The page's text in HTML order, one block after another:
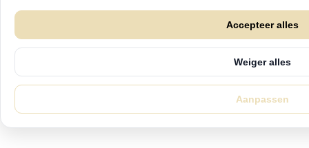
Accepteer alles
Weiger alles
Aanpassen